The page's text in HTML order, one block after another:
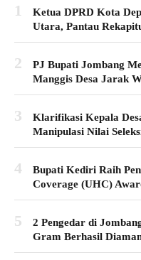
1
Ketua DPRD Kota
Utara, Pantau
2
PJ Bupati Jombang
Manggis Desa Jarak
3
Klarifikasi Kepala
Manipulasi Nilai
4
Bupati Kediri Raih
Coverage (UHC)
5
2 Pengedar di
Gram Berhasil